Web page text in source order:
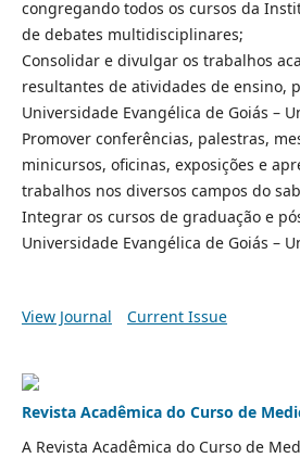
congregando todos os cursos da
de debates multidisciplinares;
Consolidar e divulgar os trabalhos
resultantes de atividades de ensino,
Universidade Evangélica de Goiás –
Promover conferências, palestras,
minicursos, oficinas, exposições e
trabalhos nos diversos campos do
Integrar os cursos de graduação e
Universidade Evangélica de Goiás –
View Journal Current Issue
Revista Acadêmica do Curso de
A Revista Acadêmica do Curso de